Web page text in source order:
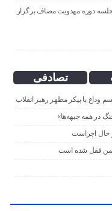
دوره مهدویت مصاف برگزار
تصادفی
وداع با پیکر مطهر رهبر انقلاب
در همه جبهه‌ها»
حال اجراست
قفل شده است